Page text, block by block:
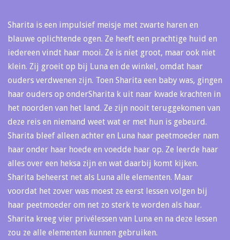
Sharita is een impulsief meisje met zwarte haren en
blauwe oplichtende ogen. Ze heeft een prachtige huid en
iedereen vindt haar mooi. Ze is niet groot, maar ook niet
klein. Zij groeit op bij Luna en de winkel, omdat haar
ouders verdwenen zijn. Toen Sharita een baby was, gingen
haar ouders op onderSharita k uit naar kwade krachten in
het noorden van het land. Ze zijn nooit teruggekomen van
deze reis en niemand weet wat er met hun is gebeurd.
Sharita bleef alleen achter en Luna haar peetmoeder nam
haar onder haar hoede en voedde haar op. Ze leerde haar
alles over een heksa zijn en wat daarbij komt kijken.
Sharita beheerst net als Luna alle elementen. Maar
voordat het zover was moest ze eerst lessen volgen bij
haar peetmoeder om net zo sterk te worden als haar.
Sharita kreeg vier privélessen van Luna en na deze lessen
zou ze alle elementen kunnen gebruiken.